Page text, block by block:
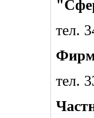
тел.
тел.